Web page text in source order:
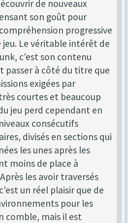
de nouveaux
son goût pour
progressive
jeu. Le véritable intérêt de
c'est son contenu
passer à côté du titre que
exigées par
courtes et beaucoup
jeu perd cependant en
consécutifs
divisés en sections qui
les unes après les
moins de place à
les avoir traversés
un réel plaisir que de
pour les
comble, mais il est